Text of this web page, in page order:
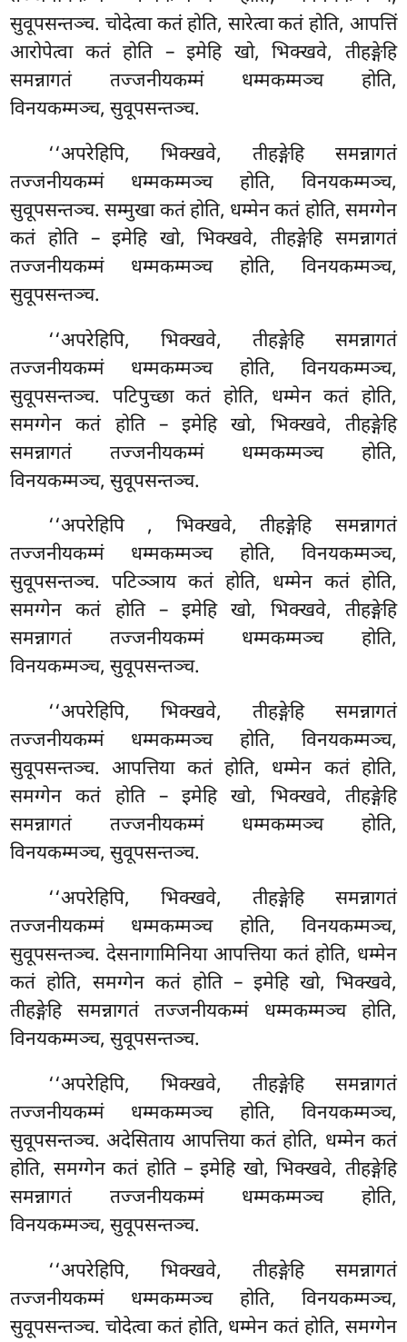
सुवूपसन्तञ्च. चोदेत्वा कतं होति, सारेत्वा कतं होति, आपत्तिं
आरोपेत्वा कतं होति – इमेहि खो, भिक्खवे, तीहङ्गेहि
समन्नागतं तज्जनीयकम्मं धम्मकम्मञ्च होति,
विनयकम्मञ्च, सुवूपसन्तञ्च.
‘‘अपरेहिपि, भिक्खवे, तीहङ्गेहि समन्नागतं
तज्जनीयकम्मं धम्मकम्मञ्च होति, विनयकम्मञ्च,
सुवूपसन्तञ्च. सम्मुखा कतं होति, धम्मेन कतं होति, समग्गेन
कतं होति – इमेहि खो, भिक्खवे, तीहङ्गेहि समन्नागतं
तज्जनीयकम्मं धम्मकम्मञ्च होति, विनयकम्मञ्च,
सुवूपसन्तञ्च.
‘‘अपरेहिपि, भिक्खवे, तीहङ्गेहि समन्नागतं
तज्जनीयकम्मं धम्मकम्मञ्च होति, विनयकम्मञ्च,
सुवूपसन्तञ्च. पटिपुच्छा कतं होति, धम्मेन कतं होति,
समग्गेन कतं होति – इमेहि खो, भिक्खवे, तीहङ्गेहि
समन्नागतं तज्जनीयकम्मं धम्मकम्मञ्च होति,
विनयकम्मञ्च, सुवूपसन्तञ्च.
‘‘अपरेहिपि , भिक्खवे, तीहङ्गेहि समन्नागतं
तज्जनीयकम्मं धम्मकम्मञ्च होति, विनयकम्मञ्च,
सुवूपसन्तञ्च. पटिञ्ञाय कतं होति, धम्मेन कतं होति,
समग्गेन कतं होति – इमेहि खो, भिक्खवे, तीहङ्गेहि
समन्नागतं तज्जनीयकम्मं धम्मकम्मञ्च होति,
विनयकम्मञ्च, सुवूपसन्तञ्च.
‘‘अपरेहिपि, भिक्खवे, तीहङ्गेहि समन्नागतं
तज्जनीयकम्मं धम्मकम्मञ्च होति, विनयकम्मञ्च,
सुवूपसन्तञ्च. आपत्तिया कतं होति, धम्मेन कतं होति,
समग्गेन कतं होति – इमेहि खो, भिक्खवे, तीहङ्गेहि
समन्नागतं तज्जनीयकम्मं धम्मकम्मञ्च होति,
विनयकम्मञ्च, सुवूपसन्तञ्च.
‘‘अपरेहिपि, भिक्खवे, तीहङ्गेहि समन्नागतं
तज्जनीयकम्मं धम्मकम्मञ्च होति, विनयकम्मञ्च,
सुवूपसन्तञ्च. देसनागामिनिया आपत्तिया कतं होति, धम्मेन
कतं होति, समग्गेन कतं होति – इमेहि खो, भिक्खवे,
तीहङ्गेहि समन्नागतं तज्जनीयकम्मं धम्मकम्मञ्च होति,
विनयकम्मञ्च, सुवूपसन्तञ्च.
‘‘अपरेहिपि, भिक्खवे, तीहङ्गेहि समन्नागतं
तज्जनीयकम्मं धम्मकम्मञ्च होति, विनयकम्मञ्च,
सुवूपसन्तञ्च. अदेसिताय आपत्तिया कतं होति, धम्मेन कतं
होति, समग्गेन कतं होति – इमेहि खो, भिक्खवे, तीहङ्गेहि
समन्नागतं तज्जनीयकम्मं धम्मकम्मञ्च होति,
विनयकम्मञ्च, सुवूपसन्तञ्च.
‘‘अपरेहिपि, भिक्खवे, तीहङ्गेहि समन्नागतं
तज्जनीयकम्मं धम्मकम्मञ्च होति, विनयकम्मञ्च,
सुवूपसन्तञ्च. चोदेत्वा कतं होति, धम्मेन कतं होति, समग्गेन